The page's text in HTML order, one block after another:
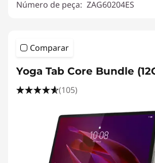
Número de peça: ZAG60204ES
Comparar
Yoga Tab Core Bundle
(105)